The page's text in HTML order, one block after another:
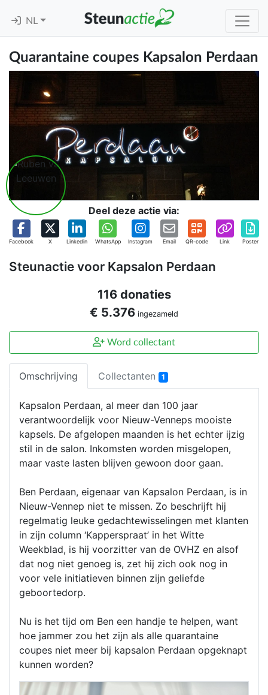
NL
Quarantaine coupes Kapsalon Perdaan
Deel deze actie via:
Facebook X Linkedin WhatsApp Instagram Email QR-code Link Poster
Steunactie voor Kapsalon Perdaan
116 donaties
€ 5.376 ingezameld
Word collectant
Omschrijving Collectanten 1
Kapsalon Perdaan, al meer dan 100 jaar
verantwoordelijk voor Nieuw-Venneps mooiste
kapsels. De afgelopen maanden is het echter ijzig
stil in de salon. Inkomsten worden misgelopen,
maar vaste lasten blijven gewoon door gaan.
Ben Perdaan, eigenaar van Kapsalon Perdaan, is in
Nieuw-Vennep niet te missen. Zo beschrijft hij
regelmatig leuke gedachtewisselingen met klanten
in zijn column ‘Kapperspraat’ in het Witte
Weekblad, is hij voorzitter van de OVHZ en alsof
dat nog niet genoeg is, zet hij zich ook nog in
voor vele initiatieven binnen zijn geliefde
geboortedorp.
Nu is het tijd om Ben een handje te helpen, want
hoe jammer zou het zijn als alle quarantaine
coupes niet meer bij kapsalon Perdaan opgeknapt
kunnen worden?